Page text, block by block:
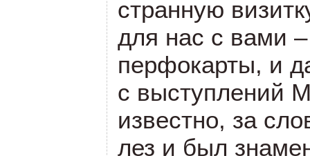
странную
для нас с вами
перфокарты, и
с выступлений
известно, за
лез и был